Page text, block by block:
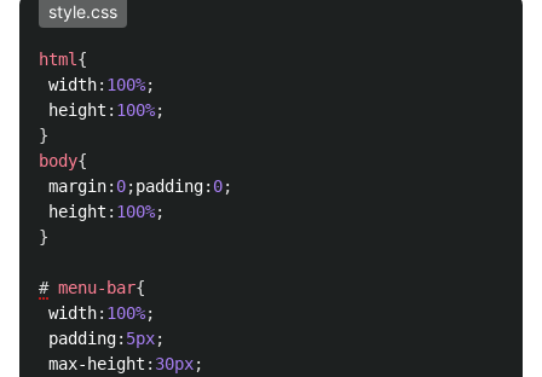
style.css
html {
width: 100%;
height : 100%;
}
body{
margin: 0;padding: 0;
height : 100%;
}
# menu-bar{
width: 100%;
padding: 5px;
max-height : 30px;